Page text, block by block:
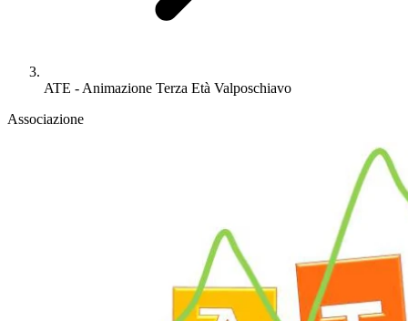
ATE - Animazione Terza Età Valposchiavo
Associazione